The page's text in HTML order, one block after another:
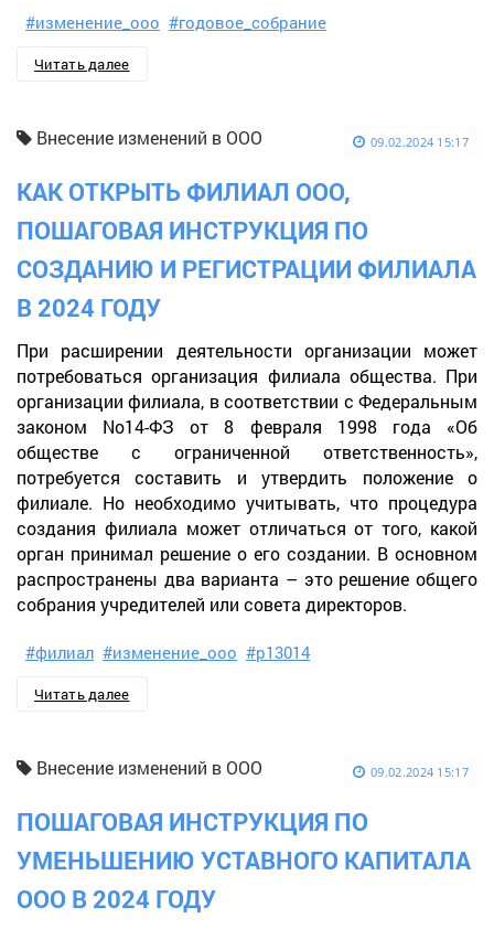
#изменение_ооо #годовое_собрание
Читать далее
Внесение изменений в ООО 09.02.2024 15:17
КАК ОТКРЫТЬ ФИЛИАЛ ООО,
ПОШАГОВАЯ ИНСТРУКЦИЯ ПО
СОЗДАНИЮ И РЕГИСТРАЦИИ ФИЛИАЛА
В 2024 ГОДУ
При расширении деятельности организации может
потребоваться организация филиала общества. При
организации филиала, в соответствии с Федеральным
законом No14-ФЗ от 8 февраля 1998 года «Об
обществе с ограниченной ответственность»,
потребуется составить и утвердить положение о
филиале. Но необходимо учитывать, что процедура
создания филиала может отличаться от того, какой
орган принимал решение о его создании. В основном
распространены два варианта – это решение общего
собрания учредителей или совета директоров.
#филиал #изменение_ооо #р13014
Читать далее
Внесение изменений в ООО 09.02.2024 15:17
ПОШАГОВАЯ ИНСТРУКЦИЯ ПО
УМЕНЬШЕНИЮ УСТАВНОГО КАПИТАЛА
ООО В 2024 ГОДУ